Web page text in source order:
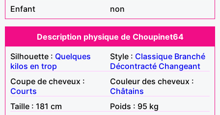
Enfant
non
Description physique de Choupinet64
Silhouette : Quelques
kilos en trop
Style : Classique Branché
Décontracté Changeant
Coupe de cheveux :
Courts
Couleur des cheveux :
Châtains
Taille : 181 cm
Poids : 95 kg